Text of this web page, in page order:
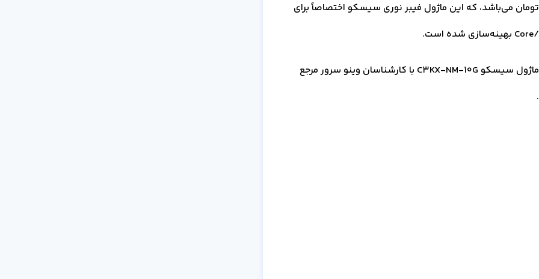
می‌باشد، که این ماژول فیبر نوری سیسکو اختصاصاً برای
برای اطلاع از قیمت ماژول سیسکو C3KX-NM-10G و خرید ماژول سیسکو C3KX-NM-10G با کارشناسان وینو سرور مرجع